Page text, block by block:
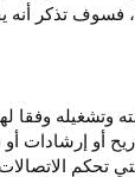
فسوف تذكر
وفقا
أو إرشادات